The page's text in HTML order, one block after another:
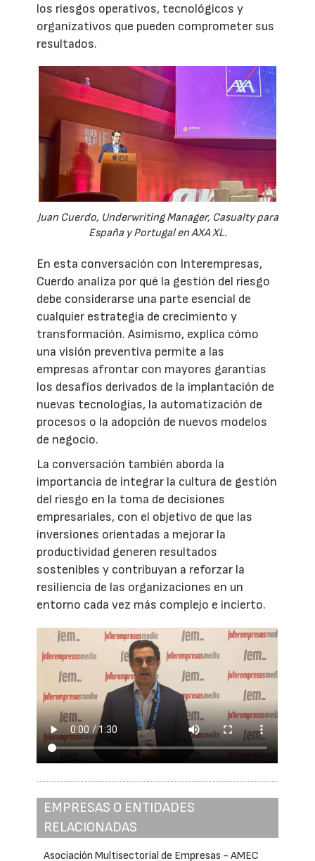
los riesgos operativos, tecnológicos y
organizativos que pueden comprometer sus
resultados.
Juan Cuerdo, Underwriting Manager, Casualty para
España y Portugal en AXA XL.
En esta conversación con Interempresas,
Cuerdo analiza por qué la gestión del riesgo
debe considerarse una parte esencial de
cualquier estrategia de crecimiento y
transformación. Asimismo, explica cómo
una visión preventiva permite a las
empresas afrontar con mayores garantías
los desafíos derivados de la implantación de
nuevas tecnologías, la automatización de
procesos o la adopción de nuevos modelos
de negocio.
La conversación también aborda la
importancia de integrar la cultura de gestión
del riesgo en la toma de decisiones
empresariales, con el objetivo de que las
inversiones orientadas a mejorar la
productividad generen resultados
sostenibles y contribuyan a reforzar la
resiliencia de las organizaciones en un
entorno cada vez más complejo e incierto.
EMPRESAS O ENTIDADES
RELACIONADAS
Asociación Multisectorial de Empresas - AMEC